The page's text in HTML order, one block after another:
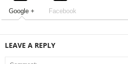
Google + Facebook
LEAVE A REPLY